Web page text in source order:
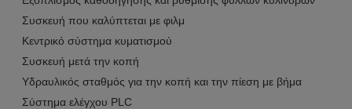
Συσκευή που καλύπτεται με φιλμ
Κεντρικό σύστημα κυματισμού
Συσκευή μετά την κοπή
Υδραυλικός σταθμός για την κοπή και την πίεση με βήμα
Σύστημα ελέγχου PLC